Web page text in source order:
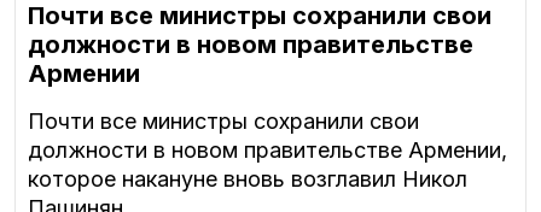
Почти все министры сохранили свои
должности в новом правительстве
Армении
Почти все министры сохранили свои
должности в новом правительстве Армении,
которое накануне вновь возглавил Никол